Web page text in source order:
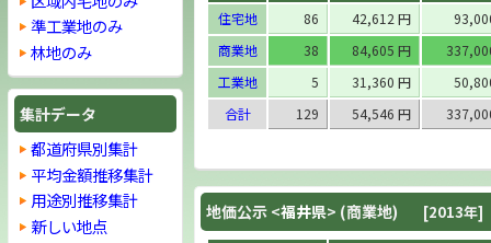
住宅地
86 42,612 円
商業地
38 84,605 円
工業地
5 31,360 円
合計
129 54,546 円
地価公示 <福井県> (商業地) [2013年]
準工業地のみ
林地のみ
集計データ
都道府県別集計
平均金額推移集計
用途別推移集計
新しい地点